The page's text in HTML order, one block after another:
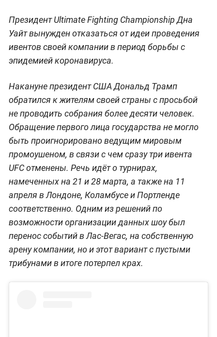
Президент Ultimate Fighting Championship Дна
Уайт вынужден отказаться от идеи проведения
ивентов своей компании в период борьбы с
эпидемией коронавируса.
Накануне президент США Дональд Трамп
обратился к жителям своей страны с просьбой
не проводить собрания более десяти человек.
Обращение первого лица государства не могло
быть проигнорировано ведущим мировым
промоушеном, в связи с чем сразу три ивента
UFC отменены. Речь идёт о турнирах,
намеченных на 21 и 28 марта, а также на 11
апреля в Лондоне, Коламбусе и Портленде
соответственно. Одним из решений по
возможности организации данных шоу был
перенос событий в Лас-Вегас, на собственную
арену компании, но и этот вариант с пустыми
трибунами в итоге потерпел крах.